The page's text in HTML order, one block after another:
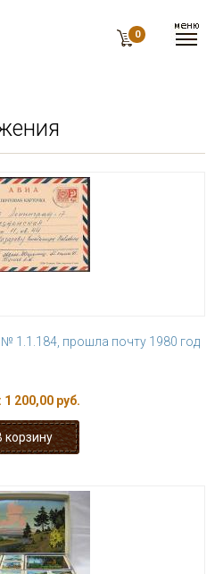
0
1.1.184, прошла почту 1980 год
1 200,00 руб.